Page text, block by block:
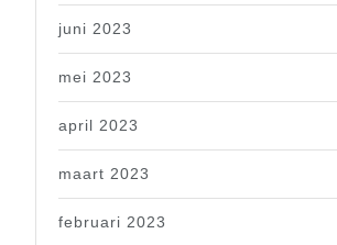
juni 2023
mei 2023
april 2023
maart 2023
februari 2023